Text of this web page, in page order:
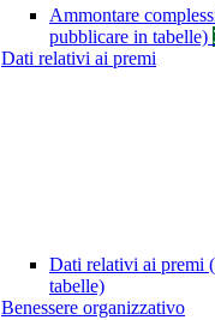
Ammontare
pubblicare in tabelle)
Dati relativi ai premi
Dati relativi ai premi
tabelle)
Benessere organizzativo